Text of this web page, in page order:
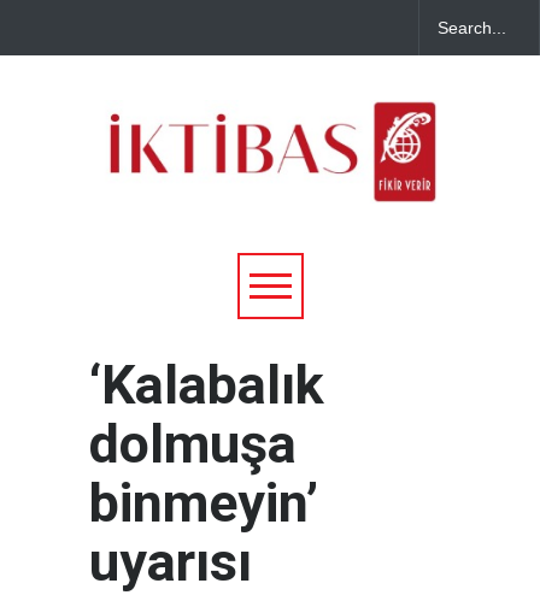
‘Kalabalık
dolmuşa
binmeyin’
uyarısı